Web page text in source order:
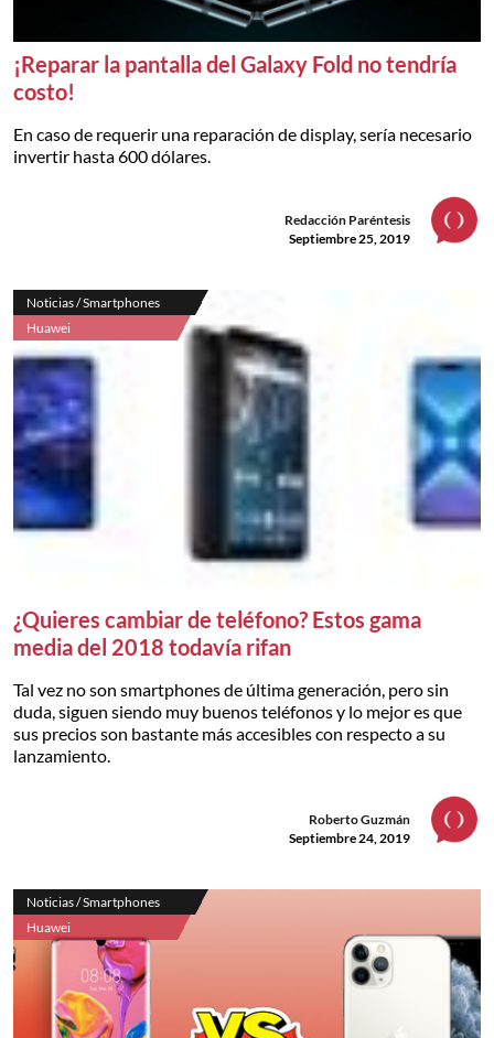
¡Reparar la pantalla del Galaxy Fold no tendría
costo!
En caso de requerir una reparación de display, sería necesario
invertir hasta 600 dólares.
Redacción Paréntesis
Septiembre 25, 2019
Noticias / Smartphones
Huawei
¿Quieres cambiar de teléfono? Estos gama
media del 2018 todavía rifan
Tal vez no son smartphones de última generación, pero sin
duda, siguen siendo muy buenos teléfonos y lo mejor es que
sus precios son bastante más accesibles con respecto a su
lanzamiento.
Roberto Guzmán
Septiembre 24, 2019
Noticias / Smartphones
Huawei